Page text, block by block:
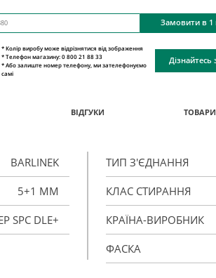
Замовити в 1
* Колір виробу може відрізнятися від зображення
* Телефон магазину: 0 800 21 88 33
* Або залиште номер телефону, ми зателефонуємо
самі
Дізнайтесь
ВІДГУКИ ТОВАРИ
BARLINEK
5+1 ММ
SPC DLE+
ТИП З'ЄДНАННЯ
КЛАС СТИРАННЯ
КРАЇНА-ВИРОБНИК
ФАСКА